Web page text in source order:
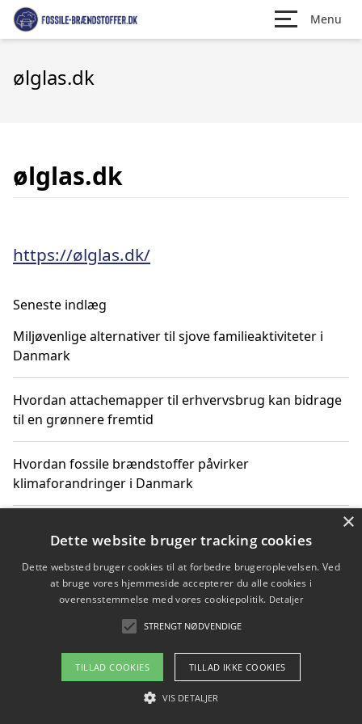
Menu
ølglas.dk
ølglas.dk
https://ølglas.dk/
Seneste indlæg
Miljøvenlige alternativer til sjove familieaktiviteter i
Danmark
Hvordan attachemapper til erhvervsbrug kan bidrage
til en grønnere fremtid
Hvordan fossile brændstoffer påvirker
klimaforandringer i Danmark
klimaændringer
Hvordan citater om fossile brændstoffer kan ændre
Copyright 2026 - Pilanto Aps
Om / kontakt
×
Dette website bruger tracking cookies
Dette websted bruger cookies til at forbedre brugeroplevelsen. Ved
at bruge vores hjemmeside accepterer du alle cookies i
overensstemmelse med vores cookiepolitik. Detaljer
STRENGT NØDVENDIGE
TILLAD COOKIES TILLAD IKKE COOKIES
VIS DETALJER